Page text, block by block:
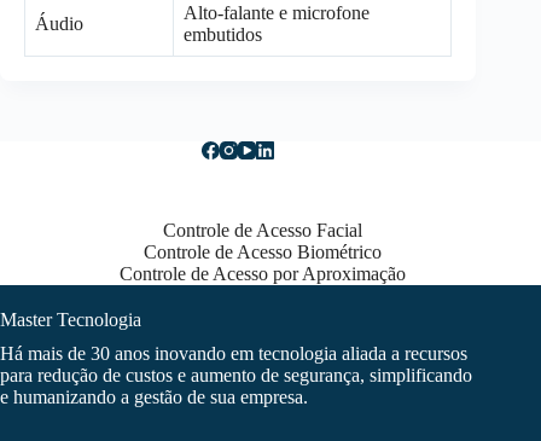
Áudio
Alto-falante e microfone
embutidos
Controle de Acesso Facial
Controle de Acesso Biométrico
Controle de Acesso por Aproximação
Master Tecnologia
Há mais de 30 anos inovando em tecnologia aliada a recursos
para redução de custos e aumento de segurança, simplificando
e humanizando a gestão de sua empresa.